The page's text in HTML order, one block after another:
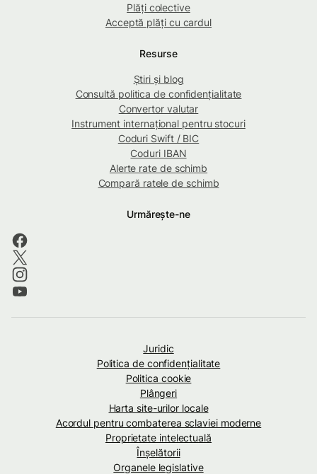
Plăți colective
Acceptă plăți cu cardul
Resurse
Știri și blog
Consultă politica de confidențialitate
Convertor valutar
Instrument internațional pentru stocuri
Coduri Swift / BIC
Coduri IBAN
Alerte rate de schimb
Compară ratele de schimb
Urmărește-ne
Juridic
Politica de confidenţialitate
Politica cookie
Plângeri
Harta site-urilor locale
Acordul pentru combaterea sclaviei moderne
Proprietate intelectuală
Înșelătorii
Organele legislative